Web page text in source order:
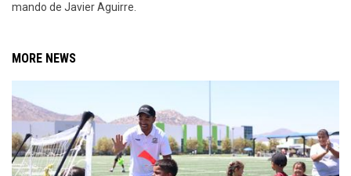
mando de Javier Aguirre.
MORE NEWS